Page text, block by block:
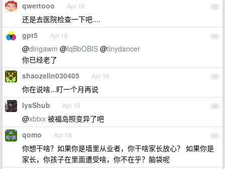
93
qwertooo Apr 16
还是去医院检查一下吧....
94
gpt5 Apr 16
@dingawm @IqBbOBIS @tinydancer
你已经老了
95
shaozelin030405 Apr 16
你在说啥...盯一个月再说
96
lysShub Apr 16
@xbtxx 被福岛照变异了吧
97
qomo Apr 16
你想干啥？如果你是墙里从业者，你干啥家长放心？ 如果你是
家长，你孩子在里面遭受啥，你不在乎？脑袋呢